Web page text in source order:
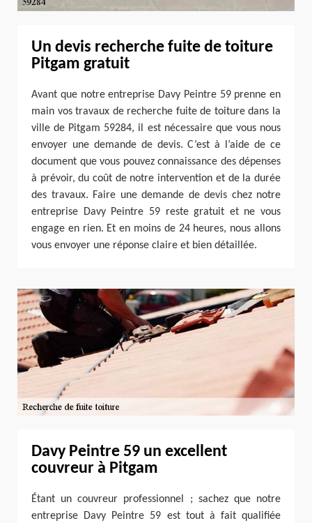
Un devis recherche fuite de toiture
Pitgam gratuit
Avant que notre entreprise Davy Peintre 59 prenne en
main vos travaux de recherche fuite de toiture dans la
ville de Pitgam 59284, il est nécessaire que vous nous
envoyer une demande de devis. C’est à l’aide de ce
document que vous pouvez connaissance des dépenses
à prévoir, du coût de notre intervention et de la durée
des travaux. Faire une demande de devis chez notre
entreprise Davy Peintre 59 reste gratuit et ne vous
engage en rien. Et en moins de 24 heures, nous allons
vous envoyer une réponse claire et bien détaillée.
Davy Peintre 59 un excellent
couvreur à Pitgam
Étant un couvreur professionnel ; sachez que notre
entreprise Davy Peintre 59 est tout à fait qualifiée